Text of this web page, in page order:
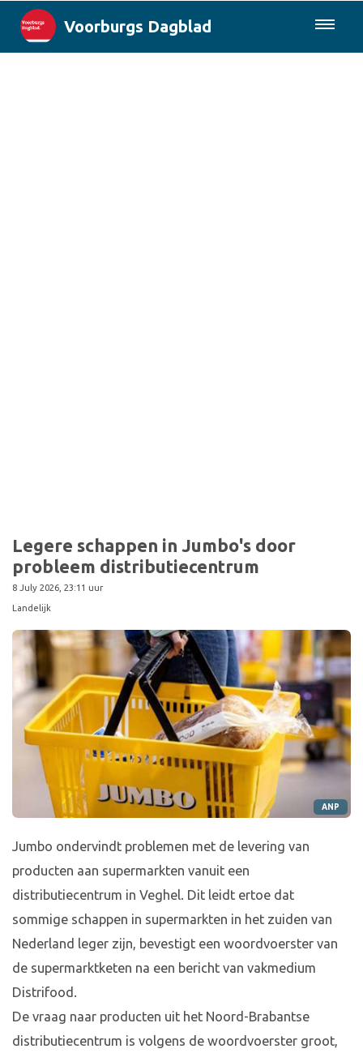
Voorburgs Dagblad
Legere schappen in Jumbo's door
probleem distributiecentrum
8 July 2026, 23:11 uur
Landelijk
ANP
Jumbo ondervindt problemen met de levering van
producten aan supermarkten vanuit een
distributiecentrum in Veghel. Dit leidt ertoe dat
sommige schappen in supermarkten in het zuiden van
Nederland leger zijn, bevestigt een woordvoerster van
de supermarktketen na een bericht van vakmedium
Distrifood.
De vraag naar producten uit het Noord-Brabantse
distributiecentrum is volgens de woordvoerster groot,